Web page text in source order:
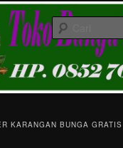
Bunga
karangan bunga papan
KARANGAN BUNGA